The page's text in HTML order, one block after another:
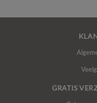
GRATIS